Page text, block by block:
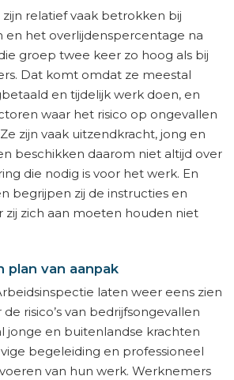
relatief vaak betrokken bij
en het overlijdenspercentage na
groep twee keer zo hoog als bij
Dat komt omdat ze meestal
en tijdelijk werk doen, en
waar het risico op ongevallen
zijn vaak uitzendkracht, jong en
beschikken daarom niet altijd over
die nodig is voor het werk. En
begrijpen zij de instructies en
zij zich aan moeten houden niet
plan van aanpak
laten weer eens zien
risico’s van bedrijfsongevallen
jonge en buitenlandse krachten
begeleiding en professioneel
van hun werk. Werknemers